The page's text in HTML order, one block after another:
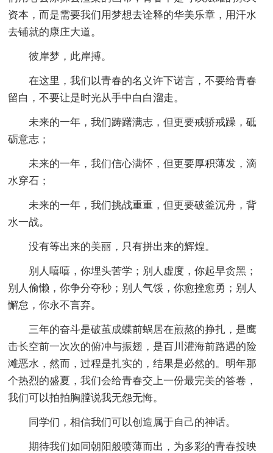
资本，而是需要我们用梦想去诠释的华美乐章，用汗水
去铺就的康庄大道。
彼岸梦，此岸搏。
在这里，我们以青春的名义许下诺言，不要给青春
留白，不要让是时光从手中白白溜走。
未来的一年，我们踌躇满志，但更要戒骄戒躁，砥
砺意志；
未来的一年，我们信心满怀，但更要厚积薄发，滴
水穿石；
未来的一年，我们挑战重重，但更要破釜沉舟，背
水一战。
没有等出来的美丽，只有拼出来的辉煌。
别人嘻嘻，你埋头苦学；别人虚度，你起早贪黑；
别人偷懒，你争分夺秒；别人气馁，你愈挫愈勇；别人
懈怠，你永不言弃。
三年的奋斗是破茧成蝶前蜗居在煎熬的挣扎，是鹰
击长空前一次次的俯冲与振翅，是百川灌海前路遇的险
滩恶水，然而，过程是扎实的，结果是必然的。明年那
个热烈的盛夏，我们会给青春交上一份最完美的答卷，
我们可以拍拍胸膛说我无怨无悔。
同学们，相信我们可以创造属于自己的神话。
期待我们如同朝阳般喷薄而出，为多彩的青春投映